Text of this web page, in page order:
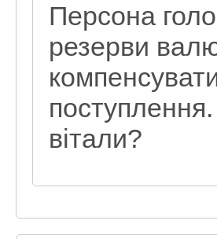
Персона
резерви
вітали?